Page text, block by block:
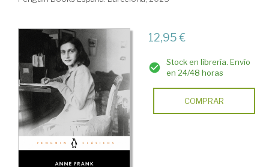
12,95 €
Stock en librería. Envío
en 24/48 horas
COMPRAR